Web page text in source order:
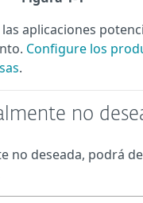
aplicaciones
Configure los
.
no
deseada, podrá